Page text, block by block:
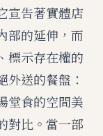
宣告著實體店
部的延伸，而
標示存在權的
外送的餐盤：
堂食的空間美
對比。當一部